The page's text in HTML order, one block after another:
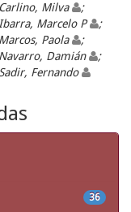
Carlino, Milva
;
Ibarra, Marcelo P
;
Marcos, Paola
;
Navarro, Damián
;
Sadir, Fernando
36